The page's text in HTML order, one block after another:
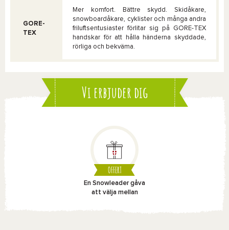
GORE-
TEX
Mer komfort. Bättre skydd. Skidåkare,
snowboardåkare, cyklister och många andra
friluftsentusiaster förlitar sig på GORE-TEX
handskar för att hålla händerna skyddade,
rörliga och bekväma.
Vi erbjuder dig
OFFERT
En Snowleader gåva
att välja mellan